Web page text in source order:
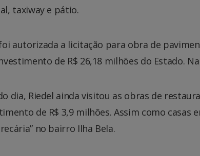
taxiway e pátio.
autorizada a licitação para obra de
de R$ 26,18 milhões do Estado.
dia, Riedel ainda visitou as obras de
de R$ 3,9 milhões. Assim como casas
no bairro Ilha Bela.